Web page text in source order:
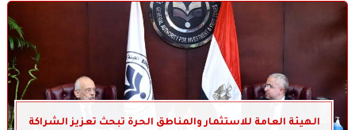
الهيئة العامة للاستثمار والمناطق الحرة تبحث تعزيز الشراكة